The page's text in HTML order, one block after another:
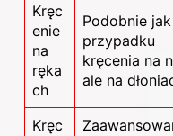
Kręc
enie
na
ręka
ch
Podobnie
przypadku
kręcenia na
ale na
Kręc